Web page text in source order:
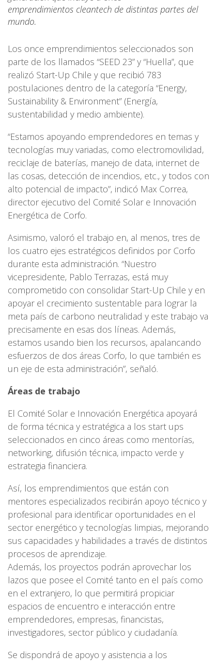
emprendimientos cleantech de distintas partes del
mundo.
Los once emprendimientos seleccionados son
parte de los llamados “SEED 23” y “Huella”, que
realizó Start-Up Chile y que recibió 783
postulaciones dentro de la categoría “Energy,
Sustainability & Environment” (Energía,
sustentabilidad y medio ambiente).
“Estamos apoyando emprendedores en temas y
tecnologías muy variadas, como electromovilidad,
reciclaje de baterías, manejo de data, internet de
las cosas, detección de incendios, etc., y todos con
alto potencial de impacto”, indicó Max Correa,
director ejecutivo del Comité Solar e Innovación
Energética de Corfo.
Asimismo, valoró el trabajo en, al menos, tres de
los cuatro ejes estratégicos definidos por Corfo
durante esta administración. “Nuestro
vicepresidente, Pablo Terrazas, está muy
comprometido con consolidar Start-Up Chile y en
apoyar el crecimiento sustentable para lograr la
meta país de carbono neutralidad y este trabajo va
precisamente en esas dos líneas. Además,
estamos usando bien los recursos, apalancando
esfuerzos de dos áreas Corfo, lo que también es
un eje de esta administración”, señaló.
Áreas de trabajo
El Comité Solar e Innovación Energética apoyará
de forma técnica y estratégica a los start ups
seleccionados en cinco áreas como mentorías,
networking, difusión técnica, impacto verde y
estrategia financiera.
Así, los emprendimientos que están con
mentores especializados recibirán apoyo técnico y
profesional para identificar oportunidades en el
sector energético y tecnologías limpias, mejorando
sus capacidades y habilidades a través de distintos
procesos de aprendizaje.
Además, los proyectos podrán aprovechar los
lazos que posee el Comité tanto en el país como
en el extranjero, lo que permitirá propiciar
espacios de encuentro e interacción entre
emprendedores, empresas, financistas,
investigadores, sector público y ciudadanía.
Se dispondrá de apoyo y asistencia a los